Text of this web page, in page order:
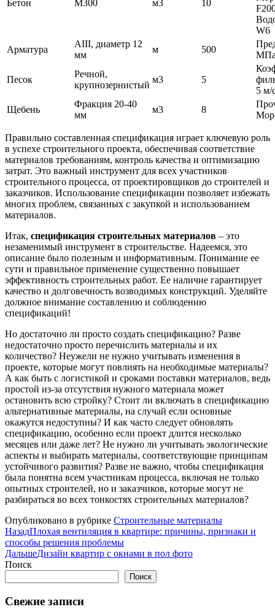
Бетон М300 м3 10
W6
Арматура
АIII, диаметр 12
мм
м 500
Песок
Речной,
крупнозернистый
м3 5
5 м/
Щебень
Фракция 20-40
мм
м3 8
Правильно составленная спецификация играет ключевую роль
в успехе строительного проекта, обеспечивая соответствие
материалов требованиям, контроль качества и оптимизацию
затрат. Это важный инструмент для всех участников
строительного процесса, от проектировщиков до строителей и
заказчиков. Использование спецификации позволяет избежать
многих проблем, связанных с закупкой и использованием
материалов.
Итак, спецификация строительных материалов – это
незаменимый инструмент в строительстве. Надеемся, это
описание было полезным и информативным. Понимание ее
сути и правильное применение существенно повышает
эффективность строительных работ. Ее наличие гарантирует
качество и долговечность возводимых конструкций. Уделяйте
должное внимание составлению и соблюдению
спецификаций!
Но достаточно ли просто создать спецификацию? Разве
недостаточно просто перечислить материалы и их
количество? Неужели не нужно учитывать изменения в
проекте, которые могут повлиять на необходимые материалы?
А как быть с логистикой и сроками поставки материалов, ведь
простой из-за отсутствия нужного материала может
остановить всю стройку? Стоит ли включать в спецификацию
альтернативные материалы, на случай если основные
окажутся недоступны? И как часто следует обновлять
спецификацию, особенно если проект длится несколько
месяцев или даже лет? Не нужно ли учитывать экологические
аспекты и выбирать материалы, соответствующие принципам
устойчивого развития? Разве не важно, чтобы спецификация
была понятна всем участникам процесса, включая не только
опытных строителей, но и заказчиков, которые могут не
разбираться во всех тонкостях строительных материалов?
Опубликовано в рубрике Строительные материалы
НазадПлохая вентиляция в квартире: причины, признаки и
способы решения проблемы
ДальшеДизайн квартир с окнами в пол фото
Поиск
Поиск
Свежие записи